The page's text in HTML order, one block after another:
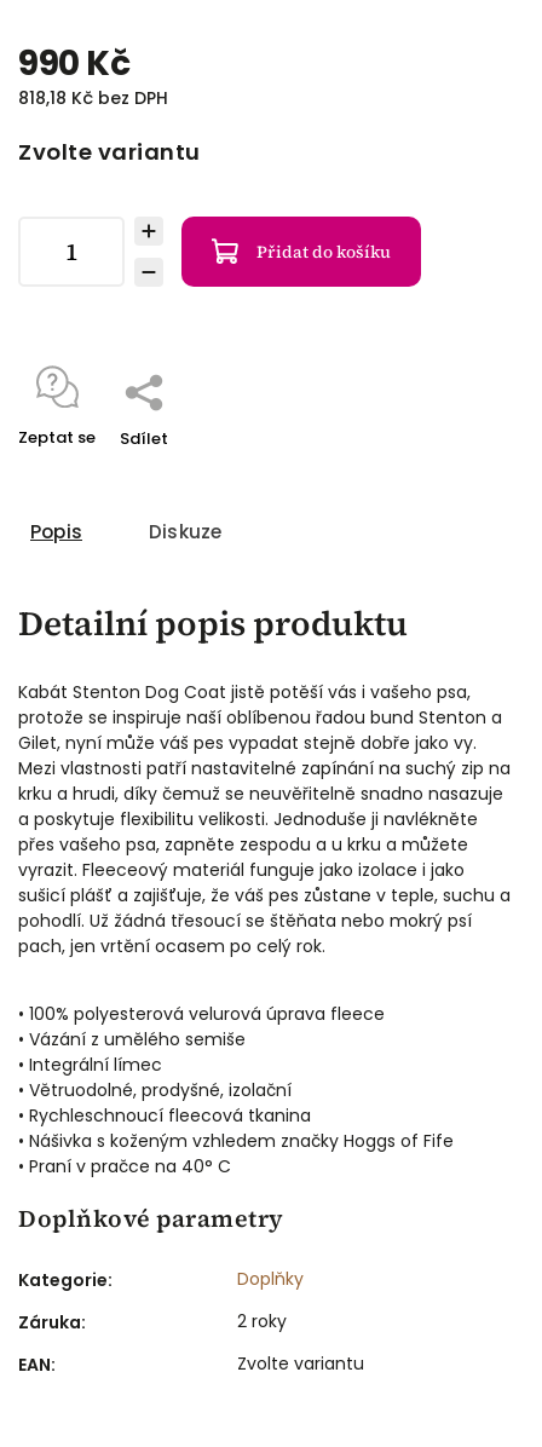
990 Kč
818,18 Kč bez DPH
Zvolte variantu
Přidat do košíku
Zeptat se Sdílet
Popis Diskuze
Detailní popis produktu
Kabát Stenton Dog Coat jistě potěší vás i vašeho psa,
protože se inspiruje naší oblíbenou řadou bund Stenton a
Gilet, nyní může váš pes vypadat stejně dobře jako vy.
Mezi vlastnosti patří nastavitelné zapínání na suchý zip na
krku a hrudi, díky čemuž se neuvěřitelně snadno nasazuje
a poskytuje flexibilitu velikosti. Jednoduše ji navlékněte
přes vašeho psa, zapněte zespodu a u krku a můžete
vyrazit. Fleeceový materiál funguje jako izolace i jako
sušicí plášť a zajišťuje, že váš pes zůstane v teple, suchu a
pohodlí. Už žádná třesoucí se štěňata nebo mokrý psí
pach, jen vrtění ocasem po celý rok.
• 100% polyesterová velurová úprava fleece
• Vázání z umělého semiše
• Integrální límec
• Větruodolné, prodyšné, izolační
• Rychleschnoucí fleecová tkanina
• Nášivka s koženým vzhledem značky Hoggs of Fife
• Praní v pračce na 40° C
Doplňkové parametry
Kategorie:
Doplňky
Záruka:
2 roky
EAN: Zvolte variantu